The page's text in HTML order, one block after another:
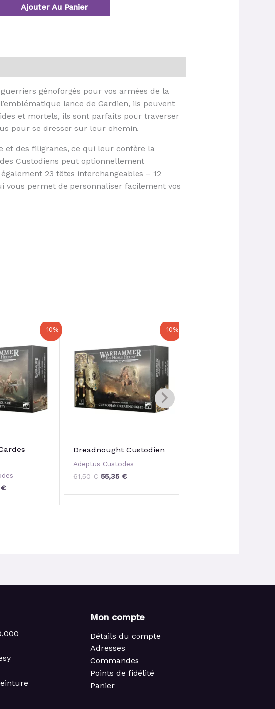
Ajouter Au Panier
génoforgés pour vos armées de la
lance de Gardien, ils peuvent
et mortels, ils sont parfaits pour traverser
pour se dresser sur leur chemin.
et des filigranes, ce qui leur confère la
Custodiens peut optionnellement
23 têtes interchangeables – 12
vous permet de personnaliser facilement vos
-10%
€.
€
actuel
est :
51,75 €.
-10%
Dreadnought Custodien
Adeptus Custodes
61,50€
était :
61,50 €.
55,35 €
actuel
est :
55,35 €.
Mon compte
Détails du compte
Adresses
Commandes
Points de fidélité
Panier